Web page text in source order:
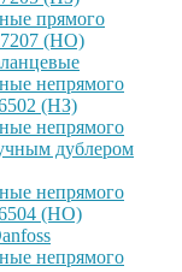
прямого
(НО)
непрямого
(НЗ)
непрямого
дублером
непрямого
(НО)
непрямого